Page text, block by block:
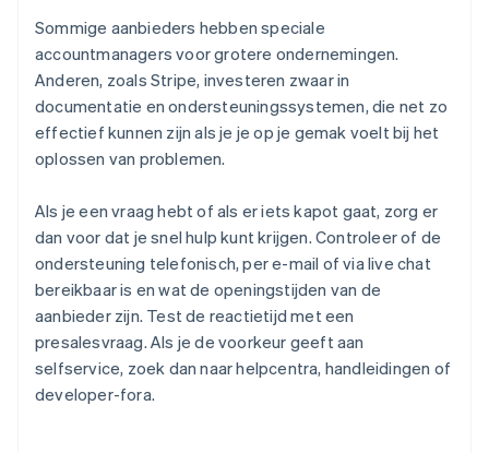
Sommige aanbieders hebben speciale
accountmanagers voor grotere ondernemingen.
Anderen, zoals Stripe, investeren zwaar in
documentatie en ondersteuningssystemen, die net zo
effectief kunnen zijn als je je op je gemak voelt bij het
oplossen van problemen.
Als je een vraag hebt of als er iets kapot gaat, zorg er
dan voor dat je snel hulp kunt krijgen. Controleer of de
ondersteuning telefonisch, per e-mail of via live chat
bereikbaar is en wat de openingstijden van de
aanbieder zijn. Test de reactietijd met een
presalesvraag. Als je de voorkeur geeft aan
selfservice, zoek dan naar helpcentra, handleidingen of
developer-fora.